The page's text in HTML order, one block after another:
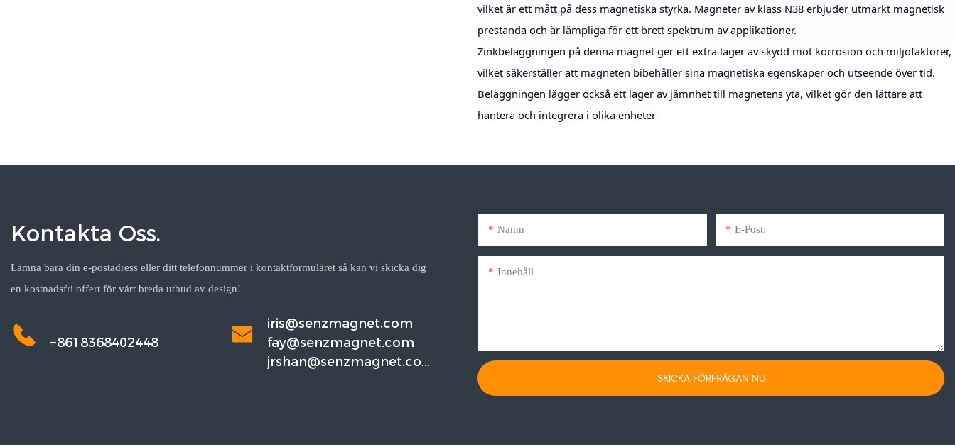
vilket är ett mått på dess magnetiska styrka. Magneter av klass N38 erbjuder utmärkt magnetisk
prestanda och är lämpliga för ett brett spektrum av applikationer.
Zinkbeläggningen på denna magnet ger ett extra lager av skydd mot korrosion och miljöfaktorer,
vilket säkerställer att magneten bibehåller sina magnetiska egenskaper och utseende över tid.
Beläggningen lägger också ett lager av jämnhet till magnetens yta, vilket gör den lättare att
hantera och integrera i olika enheter
Kontakta Oss.
Lämna bara din e-postadress eller ditt telefonnummer i kontaktformuläret så kan vi skicka dig
en kostnadsfri offert för vårt breda utbud av design!
+8618368402448
iris@senzmagnet.com
fay@senzmagnet.com
jrshan@senzmagnet.co
Namn E-Post:
Innehåll
SKICKA FÖRFRÅGAN NU